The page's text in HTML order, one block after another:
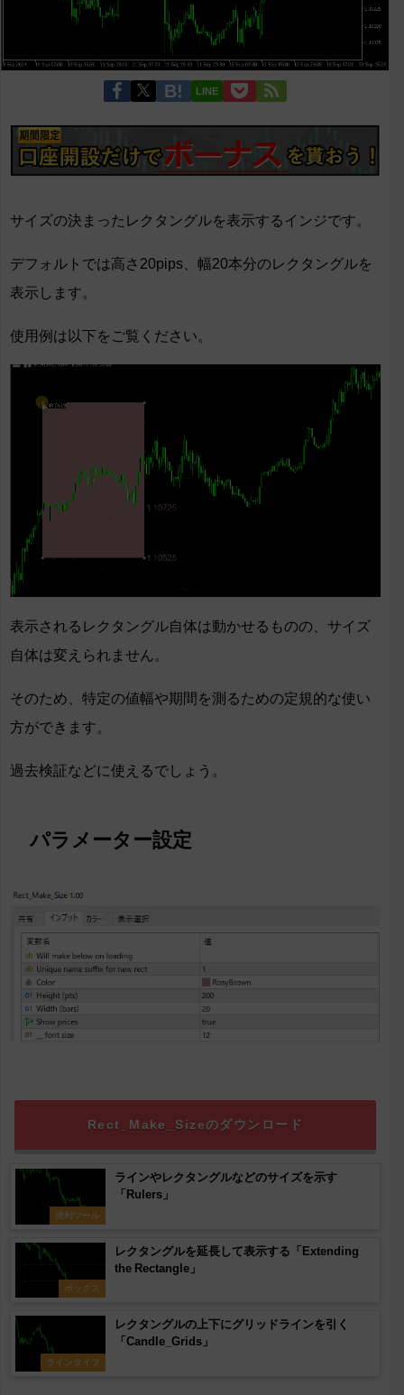
LINE
サイズの決まったレクタングルを表示するインジです。
デフォルトでは高さ20pips、幅20本分のレクタングルを
表示します。
使用例は以下をご覧ください。
表示されるレクタングル自体は動かせるものの、サイズ
自体は変えられません。
そのため、特定の値幅や期間を測るための定規的な使い
方ができます。
過去検証などに使えるでしょう。
パラメーター設定
Rect_Make_Sizeのダウンロード
便利ツール
ラインやレクタングルなどのサイズを示す
「Rulers」
ボックス
レクタングルを延長して表示する「Extending
the Rectangle」
ラインタイプ
レクタングルの上下にグリッドラインを引く
「Candle_Grids」